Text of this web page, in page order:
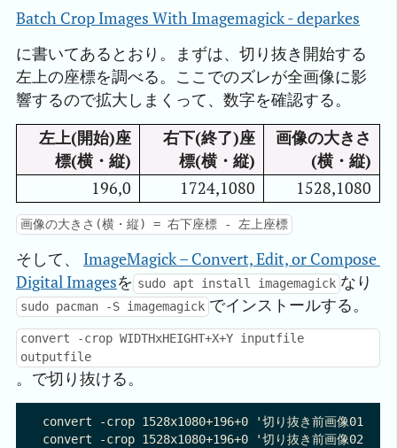
Batch Crop Images With Imagemagick - deparkes
に書いてあるとおり。まずは、切り抜き開始する
左上の座標を調べる。ここでのズレが全画像に影
響するので拡大しまくって、数字を確認する。
左上(開始)座
標(横・縦)
右下(終了)座
標(横・縦)
画像の大きさ
(横・縦)
196,0
1724,1080 1528,1080
画像の大きさ(横・縦) = 右下座標 - 左上座標
そして、 ImageMagick – Convert, Edit, or Compose
Digital Imagesを sudo apt install imagemagick なり
sudo pacman -S imagemagick でインストールする。
convert -crop WIDTHxHEIGHT+X+Y inputfile
outputfile
。で切り抜ける。
convert -crop 1528x1080+196+0 '切り抜き前画像
convert -crop 1528x1080+196+0 '切り抜き前画像